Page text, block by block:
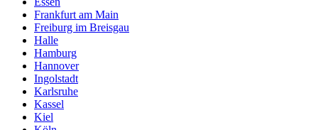
Frankfurt am Main
Freiburg im Breisgau
Halle
Hamburg
Hannover
Ingolstadt
Karlsruhe
Kassel
Kiel